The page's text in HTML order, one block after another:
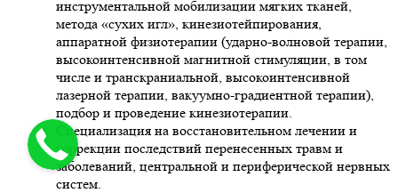
инструментальной мобилизации мягких тканей,
метода «сухих игл», кинезиотейпирования,
аппаратной физиотерапии (ударно-волновой терапии,
высокоинтенсивной магнитной стимуляции, в том
числе и транскраниальной, высокоинтенсивной
лазерной терапии, вакуумно-градиентной терапии),
подбор и проведение кинезиотерапии.
Специализация на восстановительном лечении и
коррекции последствий перенесенных травм и
заболеваний, центральной и периферической нервных
систем.